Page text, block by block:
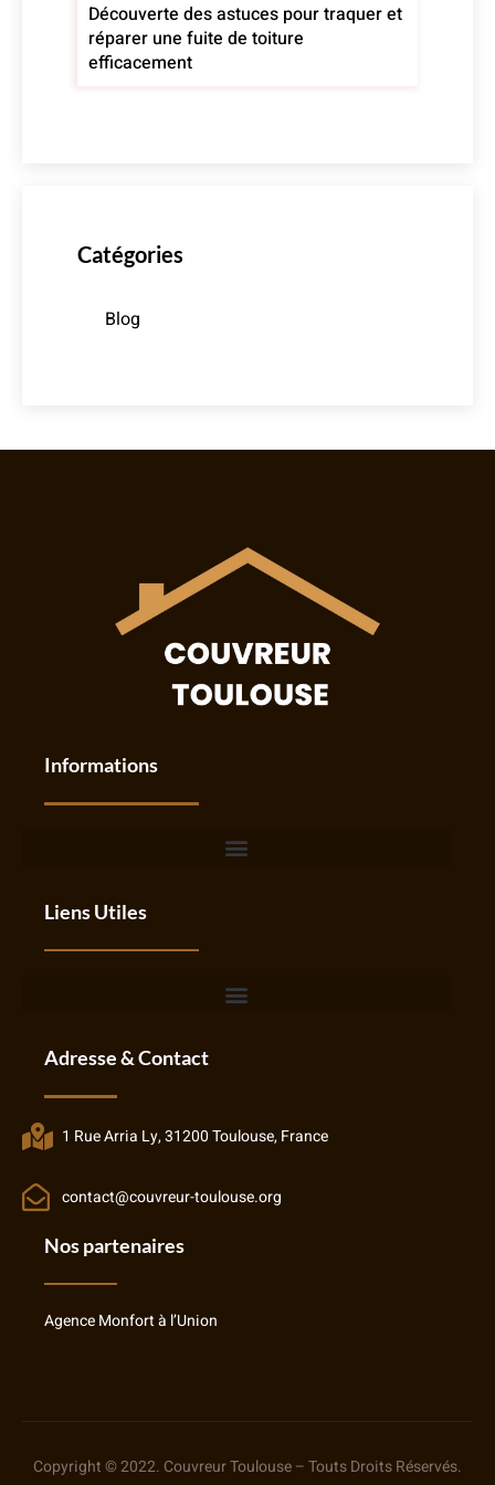
Découverte des astuces pour traquer et
réparer une fuite de toiture
efficacement
Catégories
Blog
Informations
Liens Utiles
Adresse & Contact
1 Rue Arria Ly, 31200 Toulouse, France
contact@couvreur-toulouse.org
Nos partenaires
Agence Monfort à l’Union
Copyright © 2022. Couvreur Toulouse – Touts Droits Réservés.